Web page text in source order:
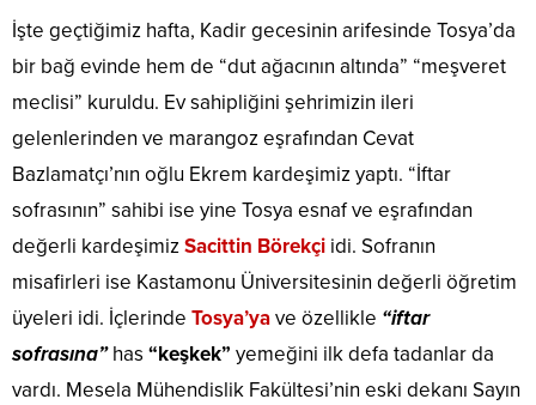
İşte geçtiğimiz hafta, Kadir gecesinin arifesinde Tosya’da
bir bağ evinde hem de “dut ağacının altında” “meşveret
meclisi” kuruldu. Ev sahipliğini şehrimizin ileri
gelenlerinden ve marangoz eşrafından Cevat
Bazlamatçı’nın oğlu Ekrem kardeşimiz yaptı. “İftar
sofrasının” sahibi ise yine Tosya esnaf ve eşrafından
değerli kardeşimizSacittin Börekçi idi. Sofranın
misafirleri ise Kastamonu Üniversitesinin değerli öğretim
üyeleri idi. İçlerinde Tosya’yave özellikle “iftar
sofrasına”has “keşkek” yemeğini ilk defa tadanlar da
vardı. Mesela Mühendislik Fakültesi’nin eski dekanı Sayın